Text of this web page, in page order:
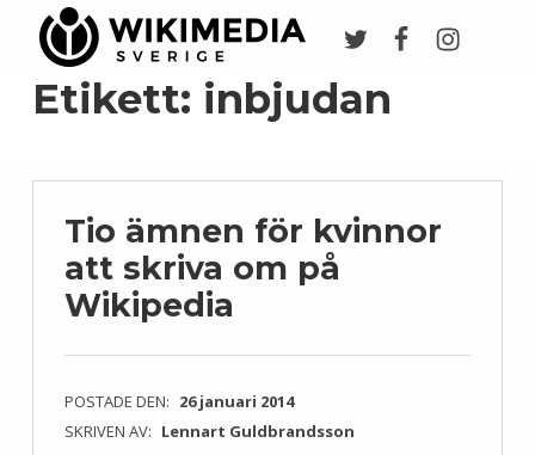
Etikett: inbjudan
Tio ämnen för kvinnor
att skriva om på
Wikipedia
POSTADE DEN: 26 januari 2014
SKRIVEN AV: Lennart Guldbrandsson